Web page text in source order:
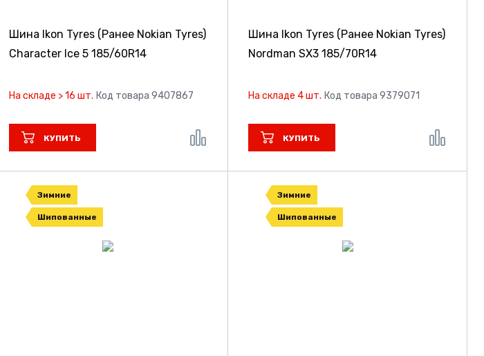
Шина Ikon Tyres (Ранее Nokian Tyres)
Character Ice 5 185/60R14
На складе > 16 шт. Код товара 9407867
КУПИТЬ
Шина Ikon Tyres (Ранее Nokian Tyres)
Nordman SX3185/70R14
На складе 4 шт. Код товара 9379071
КУПИТЬ
Зимние
Шипованные
Зимние
Шипованные